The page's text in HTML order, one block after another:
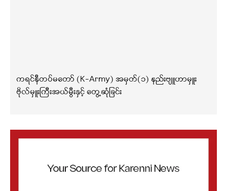
ကရင်နီတပ်မတော် (K-Army) အမှတ်(၁) နည်းဗျူဟာမှူး
ဗိုလ်မှူးကြီးအယ်မွီးနှင့် တွေ့ဆုံခြင်း